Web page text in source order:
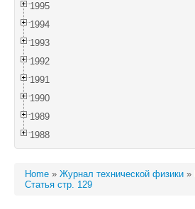
1995
1994
1993
1992
1991
1990
1989
1988
Home » Журнал технической физики »
Статья стр. 129